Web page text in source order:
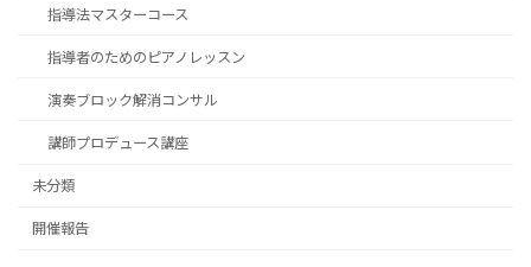
指導法マスターコース
指導者のためのピアノレッスン
演奏ブロック解消コンサル
講師プロデュース講座
未分類
開催報告